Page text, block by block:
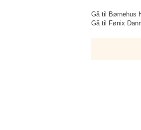
Gå til Børnehus
Gå til Fønix